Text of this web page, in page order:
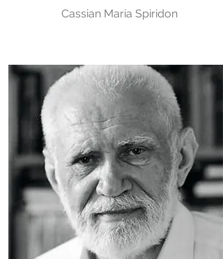
Cassian Maria Spiridon